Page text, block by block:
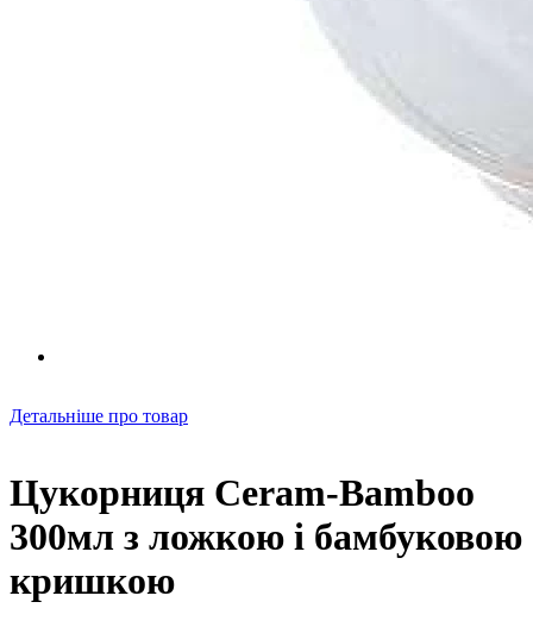
Детальніше про товар
Цукорниця Ceram-Bamboo
300мл з ложкою і бамбуковою
кришкою